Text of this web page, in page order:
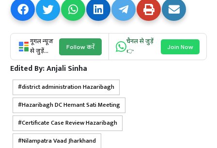
गूगल न्यूज
से जुड़ें...
Follow करें
चैनल से जुड़ें
👉
Join Now
Edited By:Anjali Sinha
district administration Hazaribagh
Hazaribagh DC Hemant Sati Meeting
Certificate Case Review Hazaribagh
Nilampatra Vaad Jharkhand